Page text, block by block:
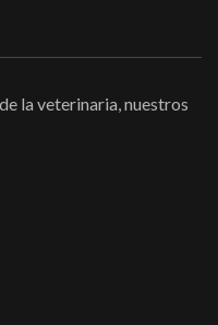
la veterinaria, nuestros